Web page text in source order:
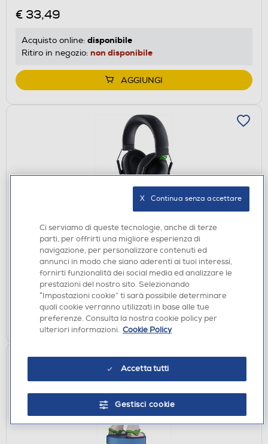
€ 33,49
Acquisto online: disponibile
Ritiro in negozio: non disponibile
AGGIUNGI
RAZER - BlackShark V2X
€ 70,90
Acquisto online:disponibile
Ritiro in negozio in 30' gratuito: verifica
AGGIUNGI
Ci serviamo di queste tecnologie, anche di terze
parti, per offrirti una migliore esperienza di
navigazione, per personalizzare contenuti ed
annunci in modo che siano aderenti ai tuoi interessi,
fornirti funzionalità dei social media ed analizzare le
prestazioni del nostro sito. Selezionando
“Impostazioni cookie” ti sarà possibile determinare
quali cookie verranno utilizzati in base alle tue
preferenze. Consulta la nostra cookie policy per
ulteriori informazioni. Cookie Policy
Accetta tutti
Gestisci cookie
X   Continua senza accettare